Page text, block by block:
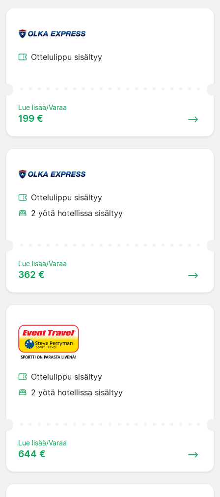
Ottelulippu sisältyy
Lue lisää/Varaa
199 €
Ottelulippu sisältyy
2 yötä hotellissa sisältyy
Lue lisää/Varaa
362 €
Ottelulippu sisältyy
2 yötä hotellissa sisältyy
Lue lisää/Varaa
644 €